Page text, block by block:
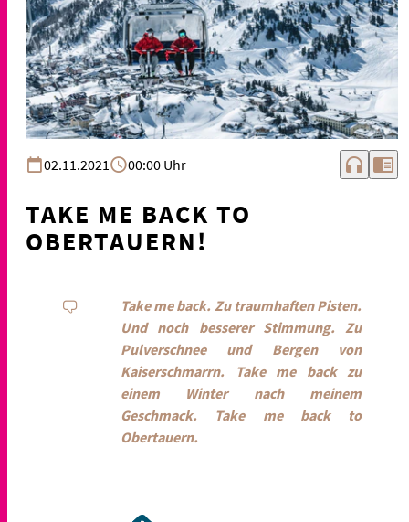
02.11.2021 00:00 Uhr headphones chrome_reader_mode
TAKE ME BACK TO
OBERTAUERN!
Take me back. Zu traumhaften Pisten.
Und noch besserer Stimmung.
Zu
Pulverschnee und Bergen von
Kaiserschmarrn.
Take me back zu
einem Winter nach meinem
Geschmack.
Take me back to
Obertauern.